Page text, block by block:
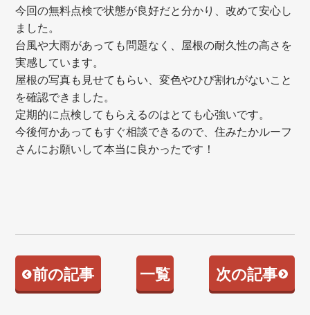
今回の無料点検で状態が良好だと分かり、改めて安心し
ました。
台風や大雨があっても問題なく、屋根の耐久性の高さを
実感しています。
屋根の写真も見せてもらい、変色やひび割れがないこと
を確認できました。
定期的に点検してもらえるのはとても心強いです。
今後何かあってもすぐ相談できるので、住みたかルーフ
さんにお願いして本当に良かったです！
前の記事 一覧 次の記事